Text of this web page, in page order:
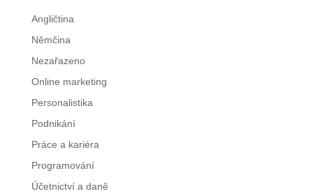
Angličtina
Němčina
Nezařazeno
Online marketing
Personalistika
Podnikání
Práce a kariéra
Programování
Účetnictví a daně